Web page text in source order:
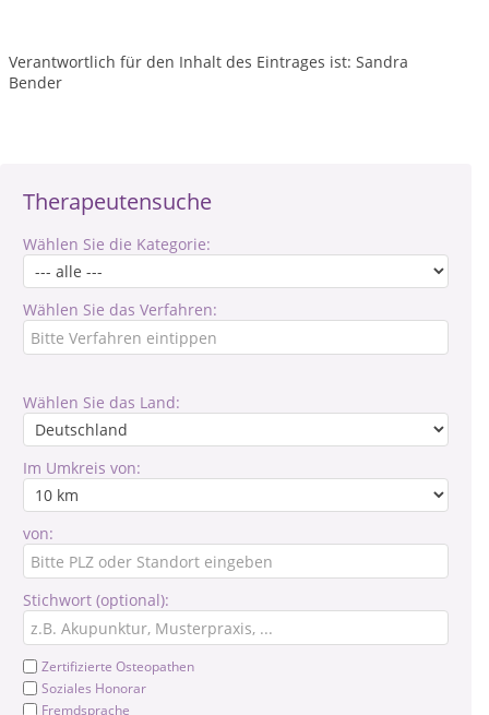
Therapeutensuche
Wählen Sie die Kategorie:
Wählen Sie das Verfahren:
Wählen Sie das Land:
Im Umkreis von:
von:
Stichwort (optional):
Zertifizierte Osteopathen
Soziales Honorar
Fremdsprache
Verantwortlich für den Inhalt des Eintrages ist: Sandra
Bender